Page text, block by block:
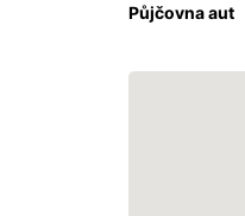
Půjčovna aut